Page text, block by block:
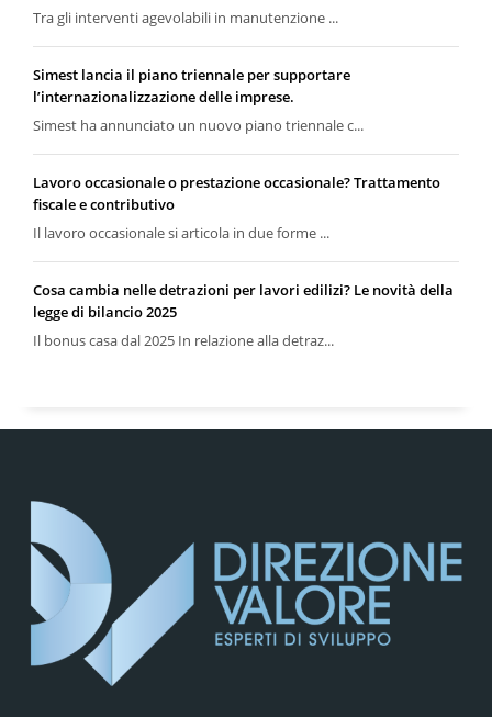
Tra gli interventi agevolabili in manutenzione ...
Simest lancia il piano triennale per supportare
l’internazionalizzazione delle imprese.
Simest ha annunciato un nuovo piano triennale c...
Lavoro occasionale o prestazione occasionale? Trattamento
fiscale e contributivo
Il lavoro occasionale si articola in due forme ...
Cosa cambia nelle detrazioni per lavori edilizi? Le novità della
legge di bilancio 2025
Il bonus casa dal 2025 In relazione alla detraz...